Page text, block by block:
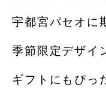
宇都宮パセオに
季節限定デザイ
ギフトにもぴっ